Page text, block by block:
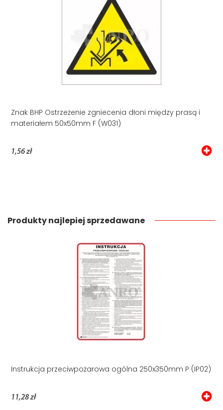
Znak BHP Ostrzeżenie zgniecenia dłoni między prasą i
materiałem 50x50mm F (W031)
1,56 zł
Produkty najlepiej sprzedawane
Instrukcja przeciwpożarowa ogólna 250x350mm P (IP02)
11,28 zł